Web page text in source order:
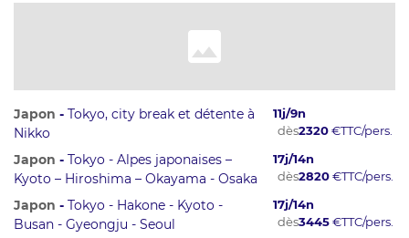
Japon - Tokyo, city break et détente à
Nikko
11j/9n
dès2320€TTC/pers.
Japon - Tokyo - Alpes japonaises –
Kyoto – Hiroshima – Okayama - Osaka
17j/14n
dès2820€TTC/pers.
Japon - Tokyo - Hakone - Kyoto -
Busan - Gyeongju - Seoul
17j/14n
dès3445€TTC/pers.